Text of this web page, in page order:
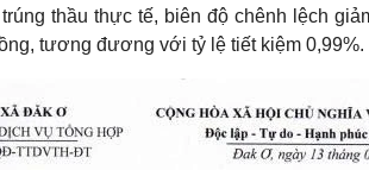
thầu thực tế, biên độ chênh lệch
tương đương với tỷ lệ tiết kiệm 0,99%.